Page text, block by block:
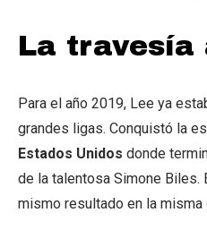
La travesía
Para el año 2019, Lee ya
grandes ligas. Conquistó la
Estados Unidos donde
de la talentosa Simone Biles.
mismo resultado en la misma